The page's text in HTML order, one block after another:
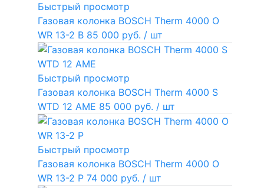
Быстрый просмотр
Газовая колонка BOSCH Therm 4000 O
WR 13-2 В 85 000 руб. / шт
Быстрый просмотр
Газовая колонка BOSCH Therm 4000 S
WTD 12 AME 85 000 руб. / шт
Быстрый просмотр
Газовая колонка BOSCH Therm 4000 O
WR 13-2 P 74 000 руб. / шт